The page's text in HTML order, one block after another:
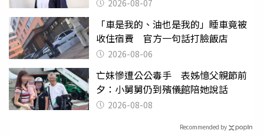
2026-08-07
「車是我的、油也是我的」睡車竟被
收住宿費 官方一句話打臉飯店
2026-08-06
亡妹慘遭公公毒手 表姊憶父親節前
夕：小舅舅仍到殯儀館陪她說話
2026-08-08
Recommended by